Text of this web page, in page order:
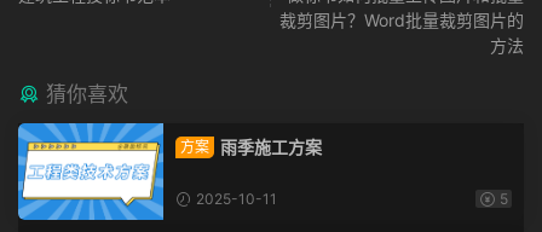
裁剪图片？Word批量裁剪图片的
方法
猜你喜欢
方案 雨季施工方案
2025-10-11 5